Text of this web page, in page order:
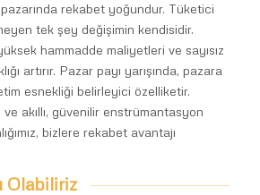
rekabet yoğundur. Tüketici
tek şey değişimin kendisidir.
hammadde maliyetleri ve sayısız
artırır. Pazar payı yarışında, pazara
esnekliği belirleyici özelliketir.
akıllı, güvenilir enstrümantasyon
bizlere rekabet avantajı
Olabiliriz